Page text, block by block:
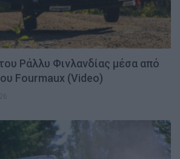
Ράλλυ Φινλανδίας μέσα από
Fourmaux (Video)